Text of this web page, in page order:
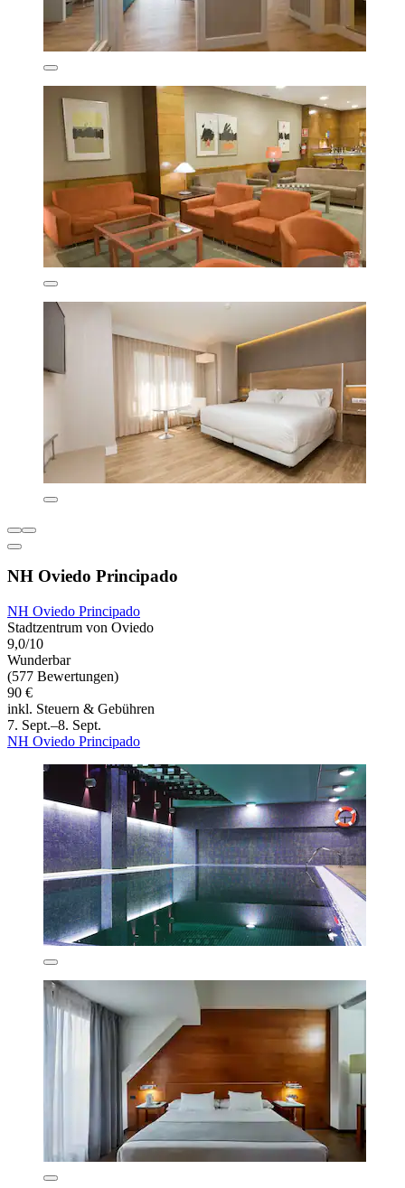
NH Oviedo Principado
NH Oviedo Principado
Stadtzentrum von Oviedo
9,0/10
Wunderbar
(577 Bewertungen)
90 €
inkl. Steuern & Gebühren
7. Sept.–8. Sept.
NH Oviedo Principado